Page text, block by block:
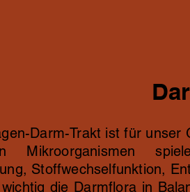
Darm-Trakt ist für unser
Mikroorganismen
Stoffwechselfunktion,
die Darmflora in